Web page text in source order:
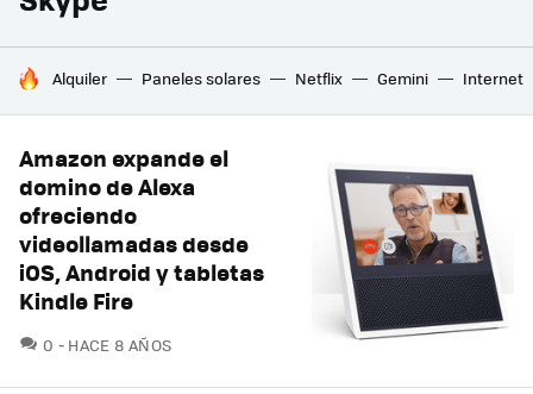
HOY SE HABLA DE
Alquiler Paneles solares Netflix Gemini Internet
Amazon expande el
domino de Alexa
ofreciendo
videollamadas desde
iOS, Android y tabletas
Kindle Fire
0 COMENTARIOS
HACE 8 AÑOS